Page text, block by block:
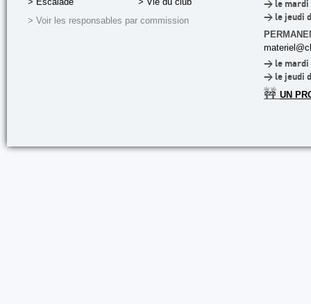
> Voir les responsables par commission
> le mardi
> le jeudi
> le mardi
> le jeudi
🚧 UN